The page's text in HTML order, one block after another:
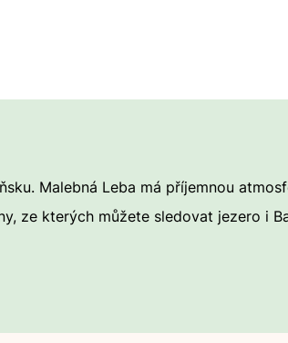
Malebná Leba má příjemnou
ze kterých můžete sledovat jezero i